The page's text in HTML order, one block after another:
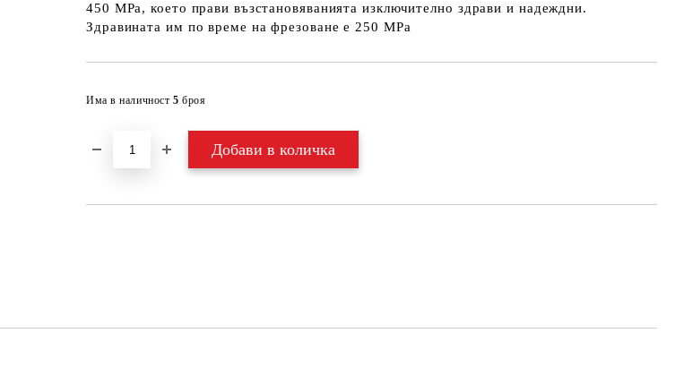
450 МРа, което прави възстановяванията изключително здрави и надеждни.
Здравината им по време на фрезоване е 250 МРа
Има в наличност 5 броя